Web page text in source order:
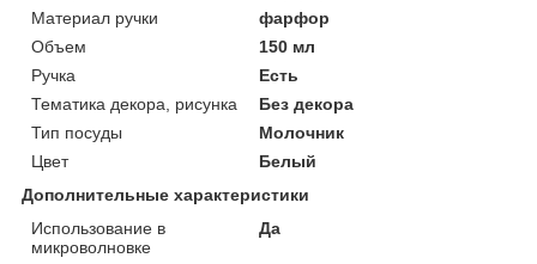
Материал ручки
фарфор
Объем
150 мл
Ручка
Есть
Тематика декора, рисунка
Без декора
Тип посуды
Молочник
Цвет
Белый
Дополнительные характеристики
Использование в
микроволновке
Да